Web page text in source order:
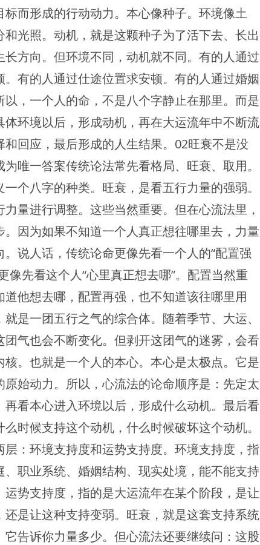
标而形成的行动动力。本心像种子。环境像土
和光照。动机，就是这颗种子为了活下去、长出
长方向。但环境不同，动机就不同。有的人通过
。有的人通过仕途位置求安顿。有的人通过婚姻
以，一个人的命，不是八个字静止在那里。而是
体环境以后，形成动机，再在大运流年中不断流
和回应，最后形成的人生结果。02旺衰不是没
唯一答案传统论法常先看格局、旺衰、取用。
个八字的种类。旺衰，是看五行力量的强弱。
量进行调整。这些当然重要。但在心流法里，
。因为如果不知道一个人真正想往哪里去，力量
说人话，传统论命更像先看一个人的“配置强
像先看这个人“心里真正想去哪”。配置当然重
道他想去哪，配置再强，也不知道该往哪里用
是一团五行之气的综合体。随着季节、大运、
团气也会不断变化。但剥开这团气的迷雾，会看
核。也就是一个人的本心。本心是太极点。它是
原始动力。所以，心流法的论命顺序是：先定太
再看本心进入环境以后，形成什么动机。最后看
时候支持这个动机，什么时候破坏这个动机。
层：环境支持度和运势支持度。环境支持度，指
、职业系统、婚姻结构、现实处境，能不能支持
运势支持度，指的是大运流年在某个阶段，是让
还是让这种支持变弱。旺衰，就是这套支持系统
它告诉你力量多少。但心流法还要继续问：这股